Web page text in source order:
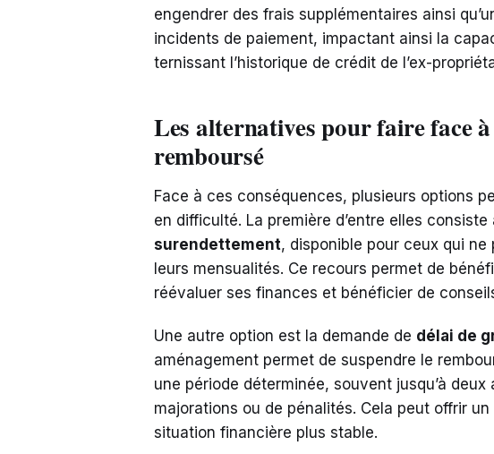
engendrer des frais supplémentaires ainsi
incidents de paiement, impactant ainsi la
ternissant l’historique de crédit de l’ex-
Les alternatives pour faire face
remboursé
Face à ces conséquences, plusieurs options
en difficulté. La première d’entre elles consiste
surendettement, disponible pour ceux qui
leurs mensualités. Ce recours permet de
réévaluer ses finances et bénéficier de
Une autre option est la demande de délai de
aménagement permet de suspendre le
une période déterminée, souvent jusqu’à
majorations ou de pénalités. Cela peut offrir
situation financière plus stable.